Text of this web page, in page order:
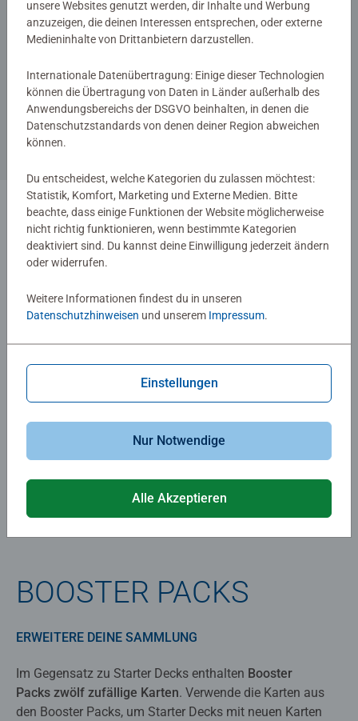
Disney Lorcana: Das erste
Kapitel - Booster Display
(Chinesisch)
Booster Packs
Disney Lorcana: Das erste
Kapitel - Booster Display
(Japanisch)
Booster Packs
1
BOOSTER PACKS
ERWEITERE DEINE SAMMLUNG
Im Gegensatz zu Starter Decks enthalten Booster
Packs zwölf zufällige Karten. Verwende die Karten aus
den Booster Packs, um Starter Decks mit neuen Karten
unsere Websites genutzt werden, dir Inhalte und Werbung
anzuzeigen, die deinen Interessen entsprechen, oder externe
Medieninhalte von Drittanbietern darzustellen.
Internationale Datenübertragung: Einige dieser Technologien
können die Übertragung von Daten in Länder außerhalb des
Anwendungsbereichs der DSGVO beinhalten, in denen die
Datenschutzstandards von denen deiner Region abweichen
können.
Du entscheidest, welche Kategorien du zulassen möchtest:
Statistik, Komfort, Marketing und Externe Medien. Bitte
beachte, dass einige Funktionen der Website möglicherweise
nicht richtig funktionieren, wenn bestimmte Kategorien
deaktiviert sind. Du kannst deine Einwilligung jederzeit ändern
oder widerrufen.
Weitere Informationen findest du in unseren
Datenschutzhinweisen und unserem Impressum.
Einstellungen
Nur Notwendige
Alle Akzeptieren